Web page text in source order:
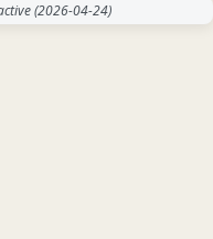
(2026-04-24)